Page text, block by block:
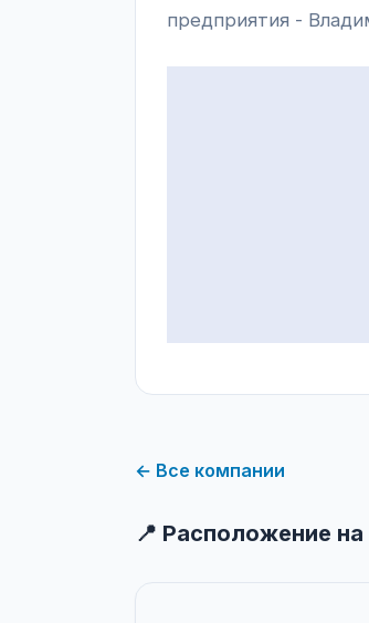
предприятия -
← Все компании
📍 Расположение на